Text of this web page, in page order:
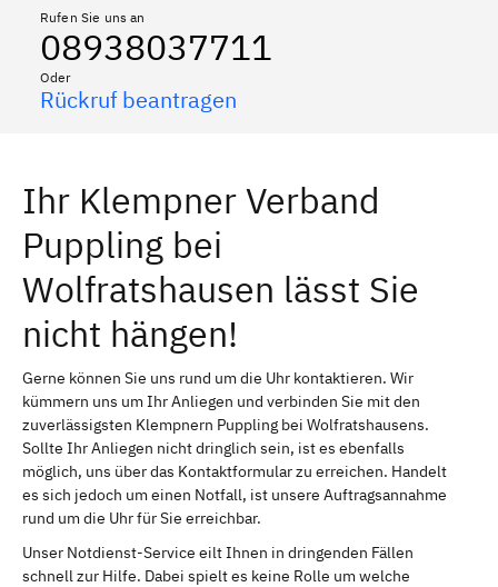
Rufen Sie uns an
08938037711
Oder
Rückruf beantragen
Ihr Klempner Verband
Puppling bei
Wolfratshausen lässt Sie
nicht hängen!
Gerne können Sie uns rund um die Uhr kontaktieren. Wir
kümmern uns um Ihr Anliegen und verbinden Sie mit den
zuverlässigsten Klempnern Puppling bei Wolfratshausens.
Sollte Ihr Anliegen nicht dringlich sein, ist es ebenfalls
möglich, uns über das Kontaktformular zu erreichen. Handelt
es sich jedoch um einen Notfall, ist unsere Auftragsannahme
rund um die Uhr für Sie erreichbar.
Unser Notdienst-Service eilt Ihnen in dringenden Fällen
schnell zur Hilfe. Dabei spielt es keine Rolle um welche